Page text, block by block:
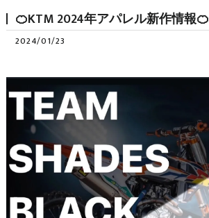
🍊KTM 2024年アパレル新作情報🍊
2024/01/23